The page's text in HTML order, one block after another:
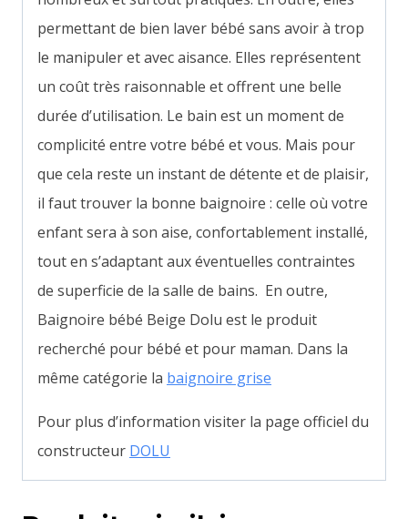
permettant de bien laver bébé sans avoir à trop
le manipuler et avec aisance. Elles représentent
un coût très raisonnable et offrent une belle
durée d’utilisation. Le bain est un moment de
complicité entre votre bébé et vous. Mais pour
que cela reste un instant de détente et de plaisir,
il faut trouver la bonne baignoire : celle où votre
enfant sera à son aise, confortablement installé,
tout en s’adaptant aux éventuelles contraintes
de superficie de la salle de bains. En outre,
Baignoire bébé Beige Dolu est le produit
recherché pour bébé et pour maman. Dans la
même catégorie la baignoire grise
Pour plus d’information visiter la page officiel du
constructeur DOLU